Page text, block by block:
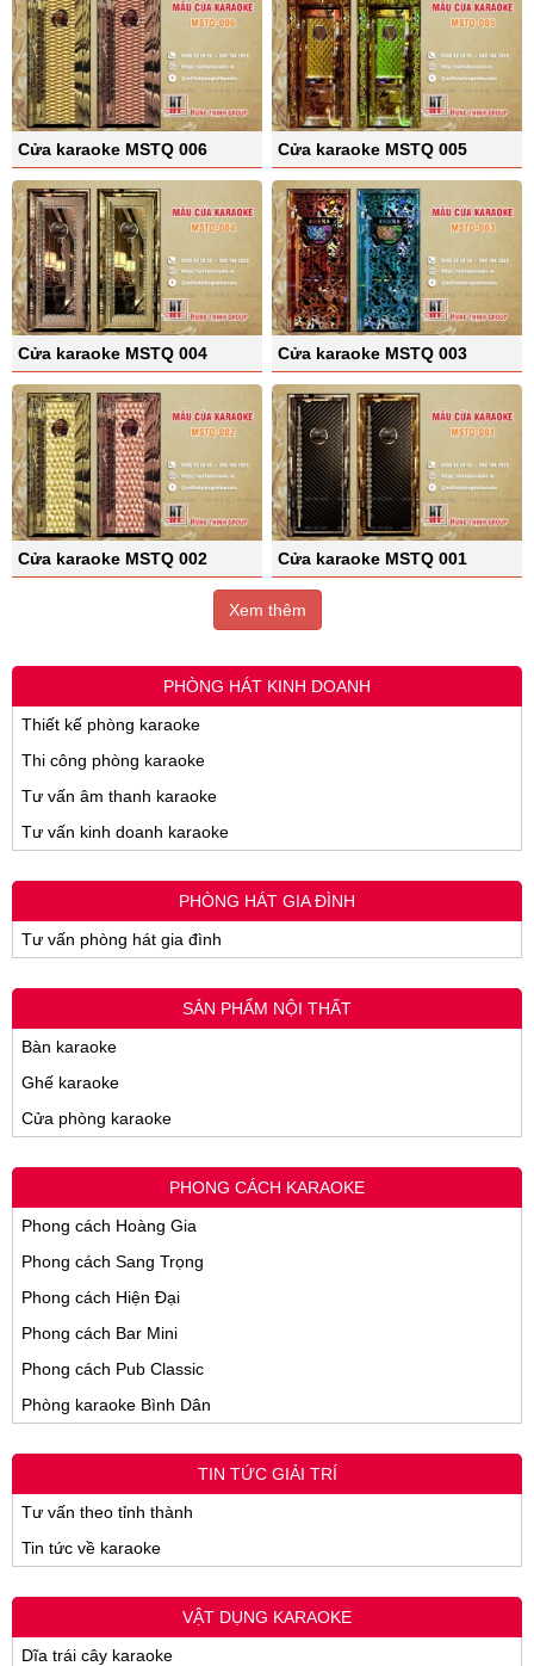
Cửa karaoke MSTQ 006 Cửa karaoke MSTQ 005
Cửa karaoke MSTQ 004 Cửa karaoke MSTQ 003
Cửa karaoke MSTQ 002 Cửa karaoke MSTQ 001
Xem thêm
PHÒNG HÁT KINH DOANH
Thiết kế phòng karaoke
Thi công phòng karaoke
Tư vấn âm thanh karaoke
Tư vấn kinh doanh karaoke
PHÒNG HÁT GIA ĐÌNH
Tư vấn phòng hát gia đình
SẢN PHẨM NỘI THẤT
Bàn karaoke
Ghế karaoke
Cửa phòng karaoke
PHONG CÁCH KARAOKE
Phong cách Hoàng Gia
Phong cách Sang Trọng
Phong cách Hiện Đại
Phong cách Bar Mini
Phong cách Pub Classic
Phòng karaoke Bình Dân
TIN TỨC GIẢI TRÍ
Tư vấn theo tỉnh thành
Tin tức về karaoke
VẬT DỤNG KARAOKE
Dĩa trái cây karaoke